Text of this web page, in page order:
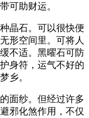
可助财运。
晶石。可以很快便
形空间里。可将人
不适。黑曜石可防
身符，运气不好的
乡。
面纱。但经过许多
邪化煞作用，不仅